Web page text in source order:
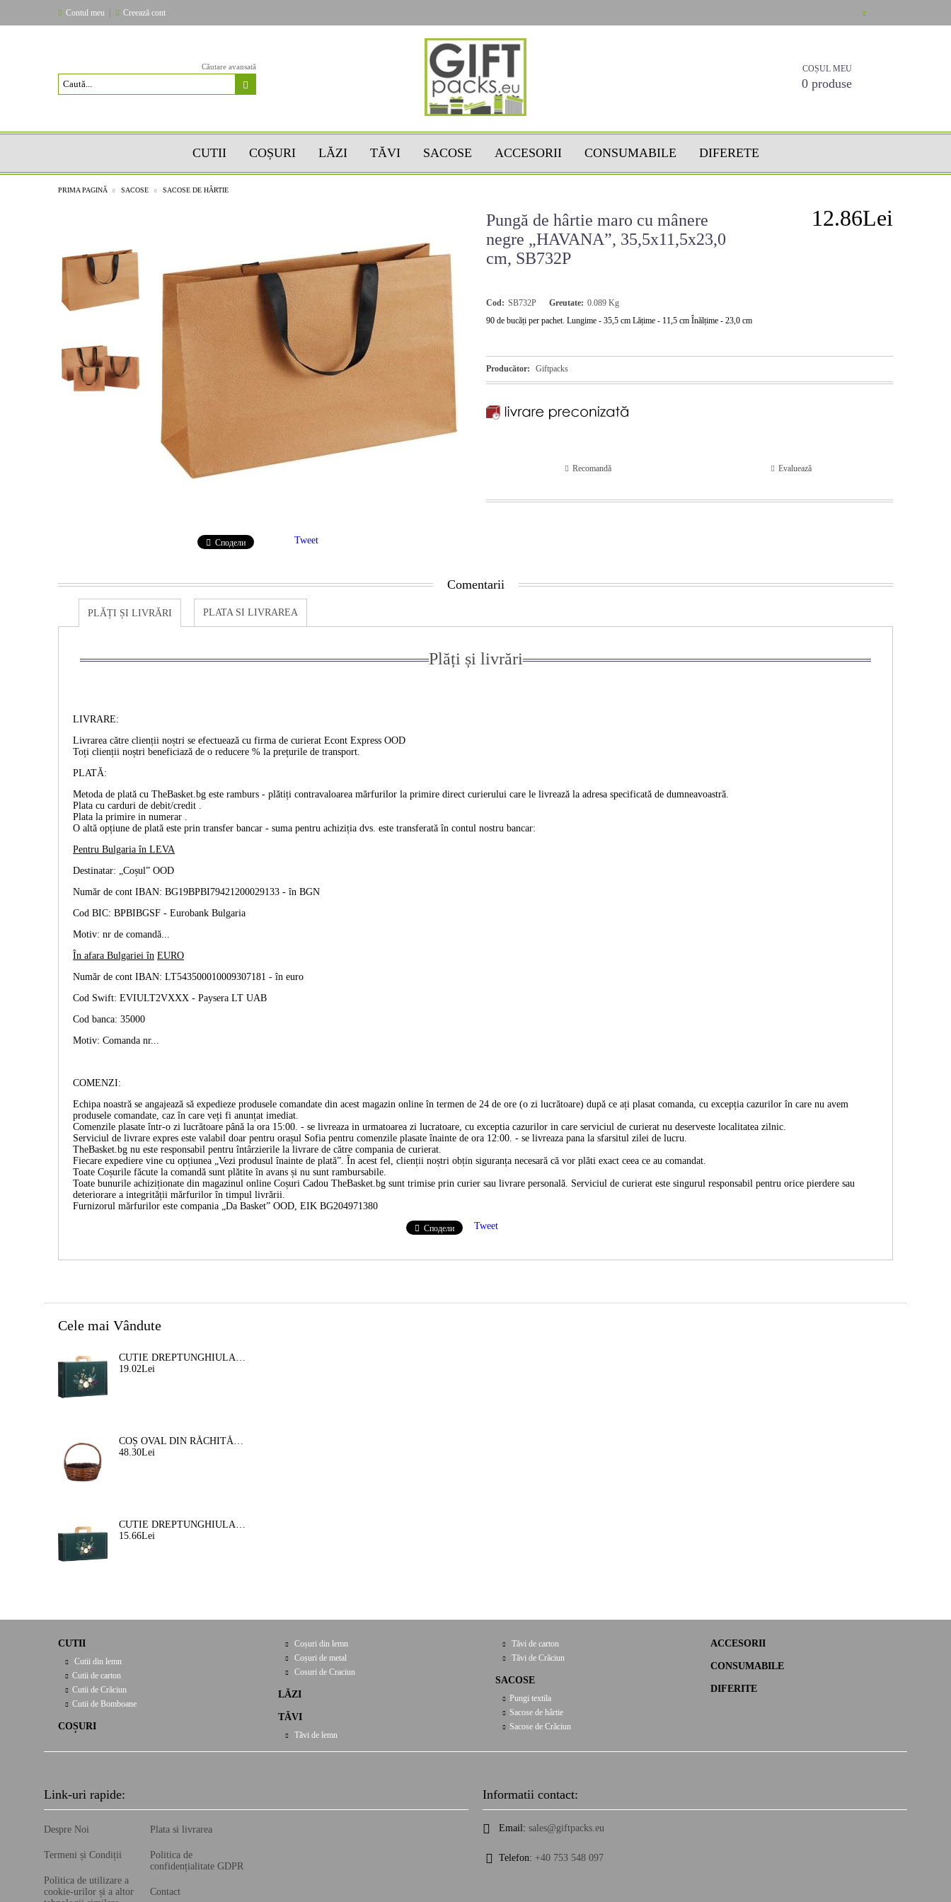
Contul meu Creează cont
Căutare avansată COȘUL MEU
0 produse
CUTII COȘURI LĂZI TĂVI SACOSE ACCESORII CONSUMABILE DIFERETE
PRIMA PAGINĂ SACOSE SACOSE DE HÂRTIE
Pungă de hârtie maro cu mânere
negre „HAVANA”, 35,5x11,5x23,0
cm, SB732P
12.86Lei
Cod: SB732P Greutate: 0.089 Kg
90 de bucăți per pachet. Lungime - 35,5 cm Lățime - 11,5 cm Înălțime - 23,0 cm
Producător: Giftpacks
Recomandă Evaluează
Сподели Tweet
Comentarii
PLĂȚI ȘI LIVRĂRI PLATA SI LIVRAREA
Plăți și livrări
LIVRARE:
Livrarea către clienții noștri se efectuează cu firma de curierat Econt Express OOD
Toți clienții noștri beneficiază de o reducere % la prețurile de transport.
PLATĂ:
Metoda de plată cu TheBasket.bg este ramburs - plătiți contravaloarea mărfurilor la primire direct curierului care le livrează la adresa specificată de dumneavoastră.
Plata cu carduri de debit/credit .
Plata la primire in numerar .
O altă opțiune de plată este prin transfer bancar - suma pentru achiziția dvs. este transferată în contul nostru bancar:
Pentru Bulgaria în LEVA
Destinatar: „Coșul” OOD
Număr de cont IBAN: BG19BPBI79421200029133 -în BGN
Cod BIC: BPBIBGSF - Eurobank Bulgaria
Motiv: nr de comandă...
În afara Bulgariei în EURO
Număr de cont IBAN: LT543500010009307181 -în euro
Cod Swift: EVIULT2VXXX - Paysera LT UAB
Cod banca: 35000
Motiv: Comanda nr...
COMENZI:
Echipa noastră se angajează să expedieze produsele comandate din acest magazin online în termen de 24 de ore (o zi lucrătoare) după ce ați plasat comanda, cu excepția cazurilor în care nu avem
produsele comandate, caz în care veți fi anunțat imediat.
Comenzile plasate într-o zi lucrătoare până la ora 15:00. - se livreaza in urmatoarea zi lucratoare, cu exceptia cazurilor in care serviciul de curierat nu deserveste localitatea zilnic.
Serviciul de livrare expres este valabil doar pentru orașul Sofia pentru comenzile plasate înainte de ora 12:00. - se livreaza pana la sfarsitul zilei de lucru.
TheBasket.bg nu este responsabil pentru întârzierile la livrare de către compania de curierat.
Fiecare expediere vine cu opțiunea „Vezi produsul înainte de plată”. În acest fel, clienții noștri obțin siguranța necesară că vor plăti exact ceea ce au comandat.
Toate Coșurile făcute la comandă sunt plătite în avans și nu sunt rambursabile.
Toate bunurile achiziționate din magazinul online Coșuri Cadou TheBasket.bg sunt trimise prin curier sau livrare personală. Serviciul de curierat este singurul responsabil pentru orice pierdere sau
deteriorare a integrității mărfurilor în timpul livrării.
Furnizorul mărfurilor este compania „Da Basket” OOD, EIK BG204971380
Сподели Tweet
Cele mai Vândute
CUTIE DREPTUNGHIULARA DIN CARTON TIP "VALIZA" NATURA FERMECATA VERDE/AURIE, 34,2 X 25,0 X 11,5 CM, CV053M
19.02Lei
COȘ OVAL DIN RĂCHITĂ, MARO, 35X30X12 CM, SP609M
48.30Lei
CUTIE DREPTUNGHIULARA DIN CARTON TIP "VALIZA" NATURA FERMEATA VERDE/AURIE, 33,0 X 18,5 X 9,5 CM, CV053P
15.66Lei
CUTII
Cutii din lemn
Cutii de carton
Cutii de Crăciun
Cutii de Bomboane
COȘURI
Coșuri din lemn
Coșuri de metal
Cosuri de Craciun
LĂZI
TĂVI
Tăvi de lemn
Tăvi de carton
Tăvi de Crăciun
SACOSE
Pungi textila
Sacose de hârtie
Sacose de Crăciun
ACCESORII
CONSUMABILE
DIFERITE
Link-uri rapide:
Despre Noi
Termeni și Condiții
Politica de utilizare a
cookie-urilor și a altor
Plata si livrarea
Politica de
confidențialitate GDPR
Contact
Informatii contact:
Email: sales@giftpacks.eu
Telefon: +40 753 548 097